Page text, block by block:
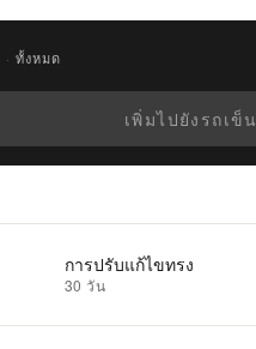
· ทั้งหมด
เพิ่มไปยังรถเข็น
การปรับแก้ไขทรง
30 วัน